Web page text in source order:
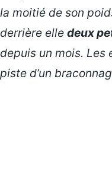
la moitié de son
derrière elle deux
depuis un mois. Les
piste d’un